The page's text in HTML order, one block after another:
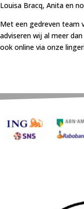
Louisa Bracq, Anita en
Met een gedreven team
adviseren wij al meer
ook online via onze